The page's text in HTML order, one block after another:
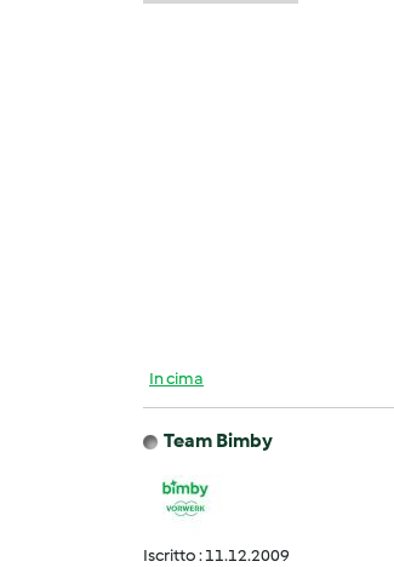
In cima
Team Bimby
Iscritto : 11.12.2009